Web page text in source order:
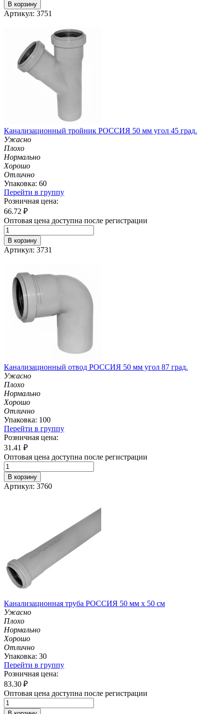
В корзину
Артикул: 3751
Канализационный тройник РОССИЯ 50 мм угол 45 град.
Ужасно
Плохо
Нормально
Хорошо
Отлично
Упаковка: 60
Перейти в группу
Розничная цена:
66.72 ₽
Оптовая цена доступна после регистрации
В корзину
Артикул: 3731
Канализационный отвод РОССИЯ 50 мм угол 87 град.
Ужасно
Плохо
Нормально
Хорошо
Отлично
Упаковка: 100
Перейти в группу
Розничная цена:
31.41 ₽
Оптовая цена доступна после регистрации
В корзину
Артикул: 3760
Канализационная труба РОССИЯ 50 мм х 50 см
Ужасно
Плохо
Нормально
Хорошо
Отлично
Упаковка: 30
Перейти в группу
Розничная цена:
83.30 ₽
Оптовая цена доступна после регистрации